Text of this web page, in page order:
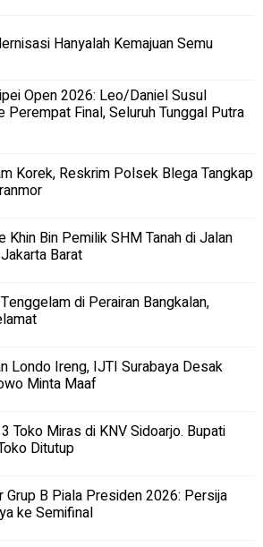
Hanyalah Kemajuan Semu
Open 2026: Leo/Daniel Susul
Perempat Final, Seluruh Tunggal Putra
Korek, Reskrim Polsek Blega Tangkap
Khin Bin Pemilik SHM Tanah di Jalan
Barat
di Perairan Bangkalan,
Londo Ireng, IJTI Surabaya Desak
Minta Maaf
Toko Miras di KNV Sidoarjo. Bupati
Ditutup
Grup B Piala Presiden 2026: Persija
ke Semifinal